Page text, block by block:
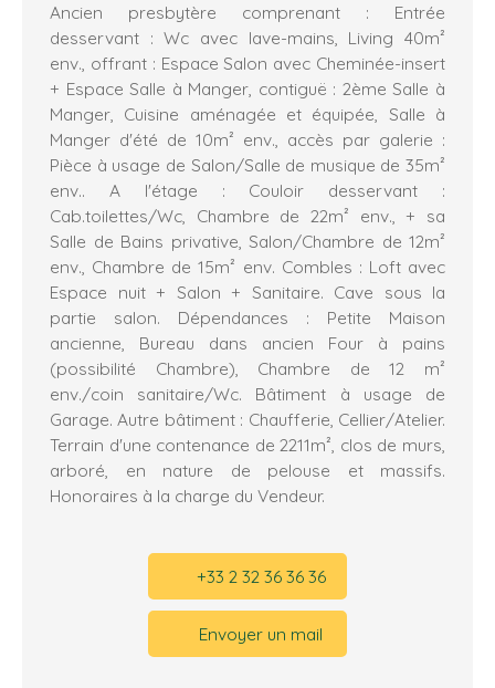
Ancien presbytère comprenant : Entrée
desservant : Wc avec lave-mains, Living 40m²
env., offrant : Espace Salon avec Cheminée-insert
+ Espace Salle à Manger, contiguë : 2ème Salle à
Manger, Cuisine aménagée et équipée, Salle à
Manger d'été de 10m² env., accès par galerie :
Pièce à usage de Salon/Salle de musique de 35m²
env.. A l'étage : Couloir desservant :
Cab.toilettes/Wc, Chambre de 22m² env., + sa
Salle de Bains privative, Salon/Chambre de 12m²
env., Chambre de 15m² env. Combles : Loft avec
Espace nuit + Salon + Sanitaire. Cave sous la
partie salon. Dépendances : Petite Maison
ancienne, Bureau dans ancien Four à pains
(possibilité Chambre), Chambre de 12 m²
env./coin sanitaire/Wc. Bâtiment à usage de
Garage. Autre bâtiment : Chaufferie, Cellier/Atelier.
Terrain d'une contenance de 2211m², clos de murs,
arboré, en nature de pelouse et massifs.
Honoraires à la charge du Vendeur.
+33 2 32 36 36 36
Envoyer un mail